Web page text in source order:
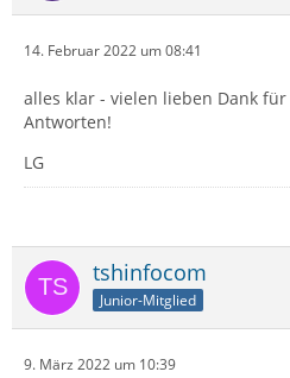
14. Februar 2022 um 08:41
alles klar - vielen lieben Dank
Antworten!
LG
tshinfocom
Junior-Mitglied
9. März 2022 um 10:39